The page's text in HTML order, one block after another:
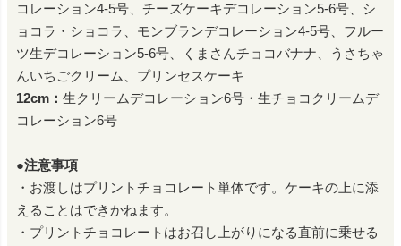
コレーション4-5号、チーズケーキデコレーション5-6号、シ
ョコラ・ショコラ、モンブランデコレーション4-5号、フルー
ツ生デコレーション5-6号、くまさんチョコバナナ、うさちゃ
んいちごクリーム、プリンセスケーキ
12cm： 生クリームデコレーション6号・生チョコクリームデ
コレーション6号
●注意事項
・お渡しはプリントチョコレート単体です。ケーキの上に添
えることはできかねます。
・プリントチョコレートはお召し上がりになる直前に乗せる